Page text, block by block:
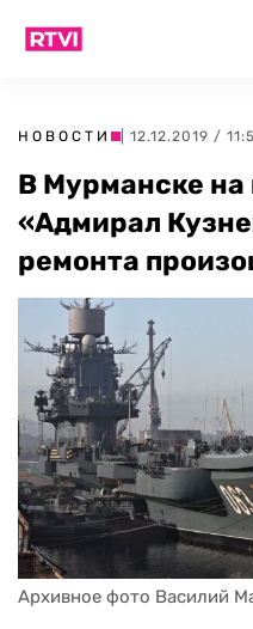
НОВОСТИ | 12.12.2019 /
В Мурманске на
«Адмирал
ремонта
Архивное фото Василий